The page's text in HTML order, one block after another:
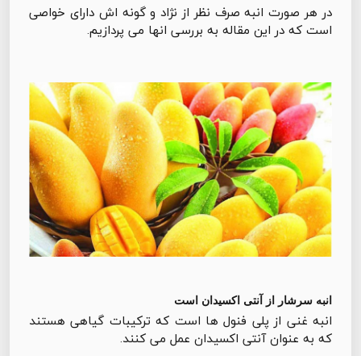
در هر صورت انبه صرف نظر از نژاد و گونه اش دارای خواصی
است که در این مقاله به بررسی انها می پردازیم.
انبه سرشار از آنتی اکسیدان است
انبه غنی از پلی فنول ها است که ترکیبات گیاهی هستند
که به عنوان آنتی اکسیدان عمل می کنند.